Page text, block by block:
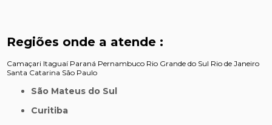
Regiões onde a atende :
Camaçari Itaguaí Paraná Pernambuco Rio Grande do Sul Rio de Janeiro
Santa Catarina São Paulo
São Mateus do Sul
Curitiba